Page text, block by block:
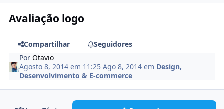
Avaliação logo
Compartilhar
Seguidores
PorOtavio
Agosto 8, 2014 em 11:25Ago 8, 2014 em Design,
Desenvolvimento & E-commerce